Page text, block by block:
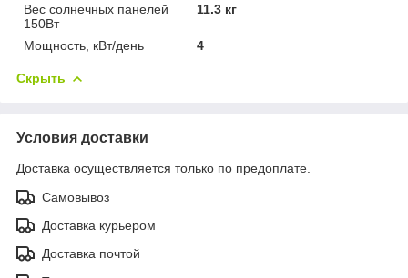
Вес солнечных панелей
150Вт
11.3 кг
Мощность, кВт/день 4
Скрыть
Условия доставки
Доставка осуществляется только по предоплате.
Самовывоз
Доставка курьером
Доставка почтой